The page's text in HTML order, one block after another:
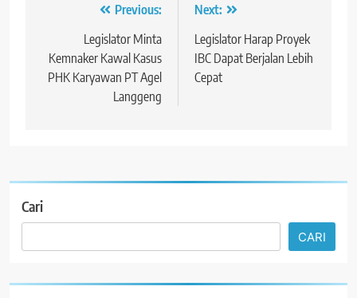
Navigasi Previous:
Legislator Minta
Kemnaker Kawal Kasus
PHK Karyawan PT Agel
Langgeng
Next:
Legislator Harap Proyek
IBC Dapat Berjalan Lebih
Cepat
Cari
CARI